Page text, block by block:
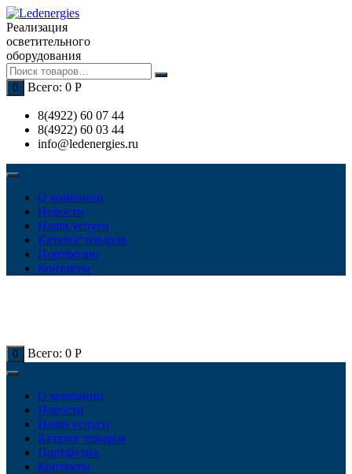
Перейти
к
содержимому
Реализация
осветительного
оборудования
0 Всего: 0 Р
8(4922) 60 07 44
8(4922) 60 03 44
info@ledenergies.ru
О компании
Новости
Наши услуги
Каталог товаров
Портфолио
Контакты
0 Всего: 0 Р
О компании
Новости
Наши услуги
Каталог товаров
Портфолио
Контакты